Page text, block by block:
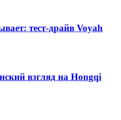
тест-драйв Voyah
взгляд на Hongqi